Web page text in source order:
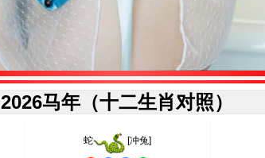
2026马年（十二生肖对照）
蛇 [冲兔]